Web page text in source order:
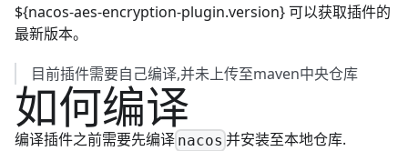
${nacos-aes-encryption-plugin.version} 可以获取插件的
最新版本。
目前插件需要自己编译,并未上传至maven中央仓库
如何编译
编译插件之前需要先编译 nacos 并安装至本地仓库.